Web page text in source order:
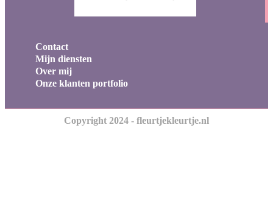
Contact
Mijn diensten
Over mij
Onze klanten portfolio
Copyright 2024 - fleurtjekleurtje.nl